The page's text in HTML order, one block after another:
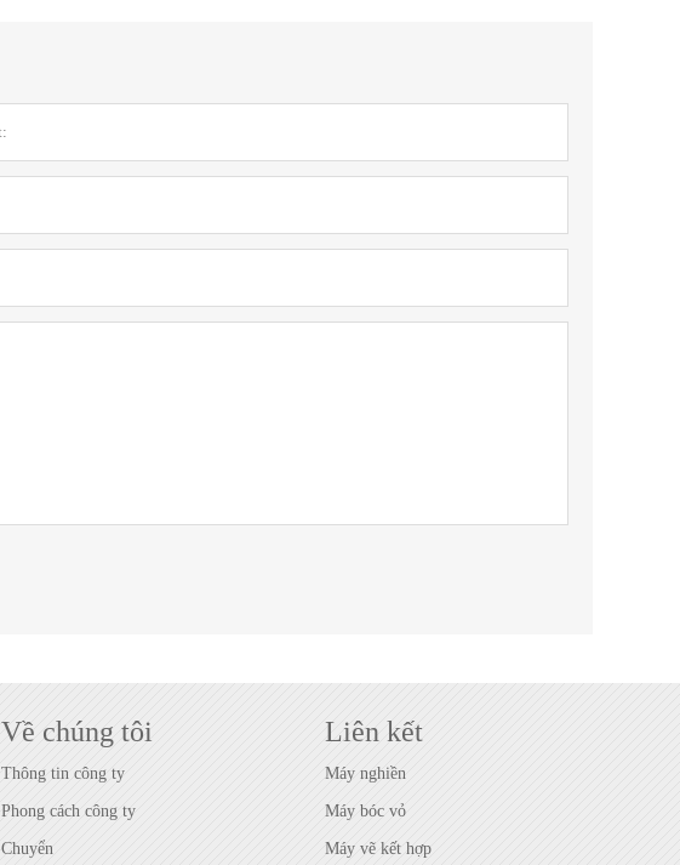
Về chúng tôi
Thông tin công ty
Phong cách công ty
Chuyển
Liên kết
Máy nghiền
Máy bóc vỏ
Máy vẽ kết hợp